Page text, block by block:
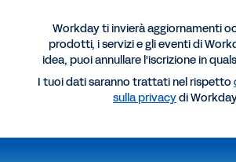
Altre risorse
REPORT
L'AI nel manifatturiero
Workday ti invierà aggiornamenti
prodotti, i servizi e gli eventi di
idea, puoi annullare l'iscrizione in
I tuoi dati saranno trattati nel rispetto
sulla privacydi